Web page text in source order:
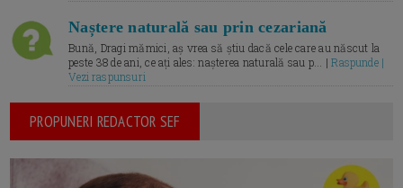
Naștere naturală sau prin cezariană
Bună, Dragi mămici, aș vrea să știu dacă cele care au născut la
peste 38 de ani, ce ați ales: nașterea naturală sau p... |Raspunde |
Vezi raspunsuri
PROPUNERI REDACTOR SEF